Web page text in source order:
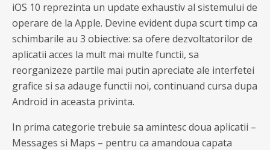
iOS 10 reprezinta un update exhaustiv al sistemului de
operare de la Apple. Devine evident dupa scurt timp ca
schimbarile au 3 obiective: sa ofere dezvoltatorilor de
aplicatii acces la mult mai multe functii, sa
reorganizeze partile mai putin apreciate ale interfetei
grafice si sa adauge functii noi, continuand cursa dupa
Android in aceasta privinta.
In prima categorie trebuie sa amintesc doua aplicatii –
Messages si Maps – pentru ca amandoua capata